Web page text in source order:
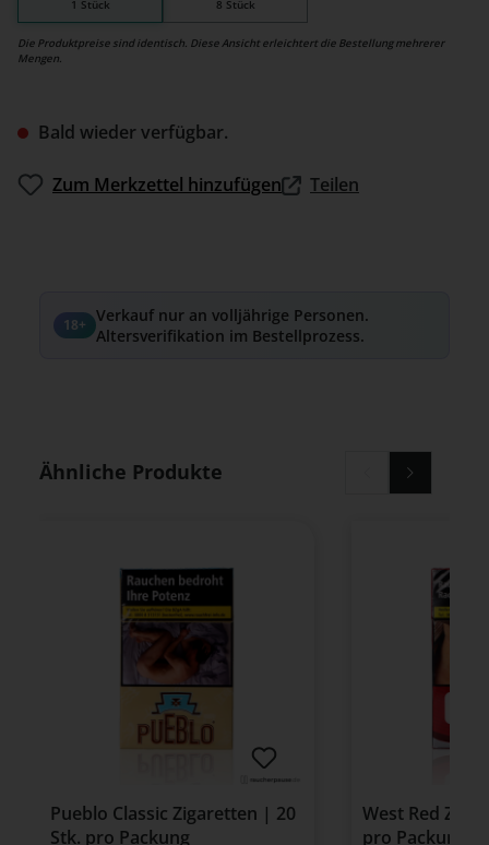
Bald wieder verfügbar.
1 Stück 8 Stück
Die Produktpreise sind identisch. Diese Ansicht erleichtert die Bestellung mehrerer
Mengen.
Zum Merkzettel hinzufügen Teilen
18+ Verkauf nur an volljährige Personen.
Altersverifikation im Bestellprozess.
Produktgalerie überspringen
Ähnliche Produkte
Pueblo Classic Zigaretten | 20
Stk. pro Packung
West Red
pro Packung